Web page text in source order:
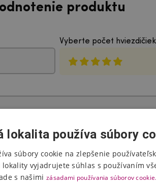
produktu
Vyberte počet hviezdičiek
Poslať hodnotenie
lokalita používa súbory
súbory cookie na zlepšenie
lokality vyjadrujete súhlas s používaním
s našimi zásadami používania súborov cookie.